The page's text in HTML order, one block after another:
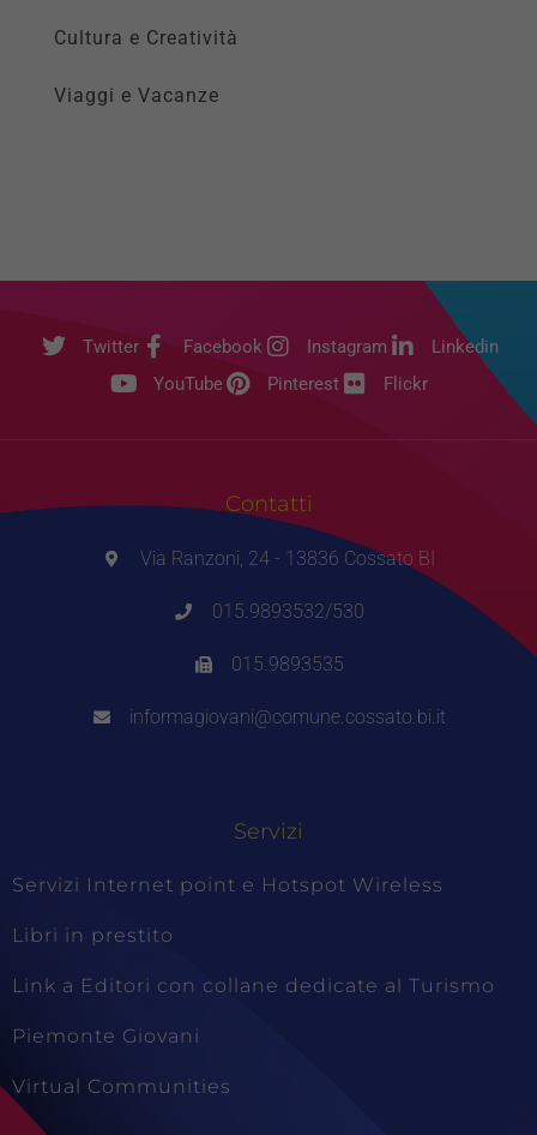
Cultura e Creatività
Viaggi e Vacanze
Twitter Facebook Instagram
Linkedin
YouTube
Pinterest Flickr
Contatti
Via Ranzoni, 24 - 13836 Cossato BI
015.9893532/530
015.9893535
informagiovani@comune.cossato.bi.it
Servizi
Servizi Internet point e Hotspot Wireless
Libri in prestito
Link a Editori con collane dedicate al Turismo
Piemonte Giovani
Virtual Communities